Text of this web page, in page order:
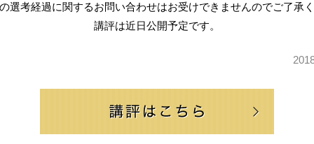
選考経過に関するお問い合わせはお受けできませんのでご了承
講評は近日公開予定です。